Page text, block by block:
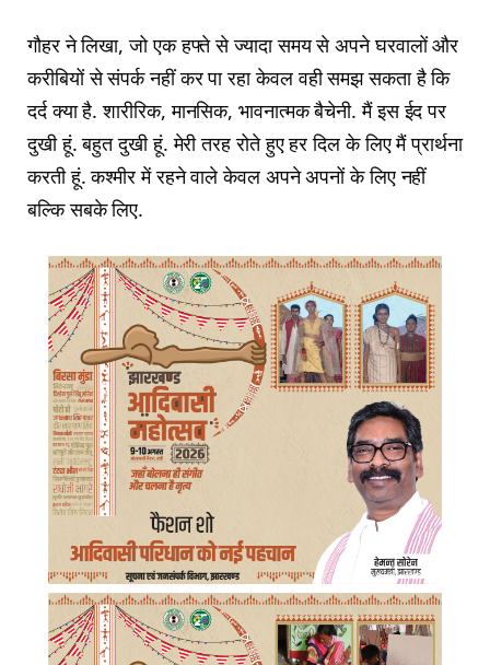
गौहर ने लिखा, जो एक हफ्ते से ज्यादा समय से अपने घरवालों और
करीबियों से संपर्क नहीं कर पा रहा केवल वही समझ सकता है कि
दर्द क्या है. शारीरिक, मानसिक, भावनात्मक बैचेनी. मैं इस ईद पर
दुखी हूं. बहुत दुखी हूं. मेरी तरह रोते हुए हर दिल के लिए मैं प्रार्थना
करती हूं. कश्मीर में रहने वाले केवल अपने अपनों के लिए नहीं
बल्कि सबके लिए.